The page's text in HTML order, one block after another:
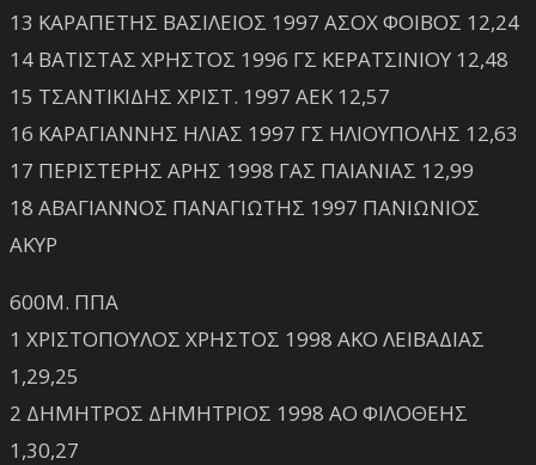
13 ΚΑΡΑΠΕΤΗΣ ΒΑΣΙΛΕΙΟΣ 1997 ΑΣΟΧ ΦΟΙΒΟΣ 12,24
14 ΒΑΤΙΣΤΑΣ ΧΡΗΣΤΟΣ 1996 ΓΣ ΚΕΡΑΤΣΙΝΙΟΥ 12,48
15 ΤΣΑΝΤΙΚΙΔΗΣ ΧΡΙΣΤ. 1997 ΑΕΚ 12,57
16 ΚΑΡΑΓΙΑΝΝΗΣ ΗΛΙΑΣ 1997 ΓΣ ΗΛΙΟΥΠΟΛΗΣ 12,63
17 ΠΕΡΙΣΤΕΡΗΣ ΑΡΗΣ 1998 ΓΑΣ ΠΑΙΑΝΙΑΣ 12,99
18 ΑΒΑΓΙΑΝΝΟΣ ΠΑΝΑΓΙΩΤΗΣ 1997 ΠΑΝΙΩΝΙΟΣ
ΑΚΥΡ
600Μ. ΠΠΑ
1 ΧΡΙΣΤΟΠΟΥΛΟΣ ΧΡΗΣΤΟΣ 1998 ΑΚΟ ΛΕΙΒΑΔΙΑΣ
1,29,25
2 ΔΗΜΗΤΡΟΣ ΔΗΜΗΤΡΙΟΣ 1998 ΑΟ ΦΙΛΟΘΕΗΣ
1,30,27